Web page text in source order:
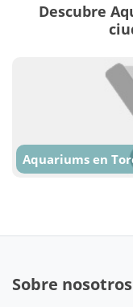
Descubre
Aquariums en
Sobre nosotros